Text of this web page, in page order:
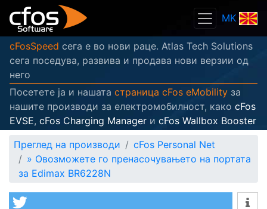
MK
cFosSpeed сега е во нови раце. Atlas Tech Solutions
сега поседува, развива и продава нови верзии од
него
Посетете ја и нашата страница cFos eMobility за
нашите производи за електромобилност, како cFos
EVSE, cFos Charging Manager и cFos Wallbox Booster
Преглед на производи
cFos Personal Net
» Овозможете го пренасочувањето на портата
за Edimax BR6228N